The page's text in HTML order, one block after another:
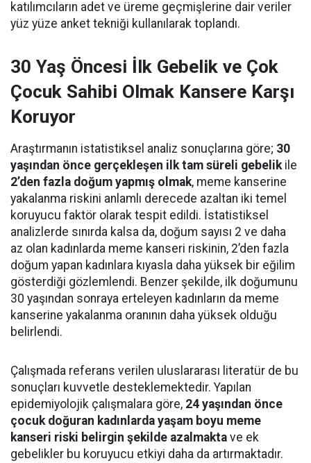
katılımcıların adet ve üreme geçmişlerine dair veriler
yüz yüze anket tekniği kullanılarak toplandı.
30 Yaş Öncesi İlk Gebelik ve Çok
Çocuk Sahibi Olmak Kansere Karşı
Koruyor
Araştırmanın istatistiksel analiz sonuçlarına göre; 30
yaşından önce gerçekleşen ilk tam süreli gebelikile
2’den fazla doğum yapmış olmak, meme kanserine
yakalanma riskini anlamlı derecede azaltan iki temel
koruyucu faktör olarak tespit edildi. İstatistiksel
analizlerde sınırda kalsa da, doğum sayısı 2 ve daha
az olan kadınlarda meme kanseri riskinin, 2’den fazla
doğum yapan kadınlara kıyasla daha yüksek bir eğilim
gösterdiği gözlemlendi. Benzer şekilde, ilk doğumunu
30 yaşından sonraya erteleyen kadınların da meme
kanserine yakalanma oranının daha yüksek olduğu
belirlendi.
Çalışmada referans verilen uluslararası literatür de bu
sonuçları kuvvetle desteklemektedir. Yapılan
epidemiyolojik çalışmalara göre, 24 yaşından önce
çocuk doğuran kadınlarda yaşam boyu meme
kanseri riski belirgin şekilde azalmakta ve ek
gebelikler bu koruyucu etkiyi daha da artırmaktadır.